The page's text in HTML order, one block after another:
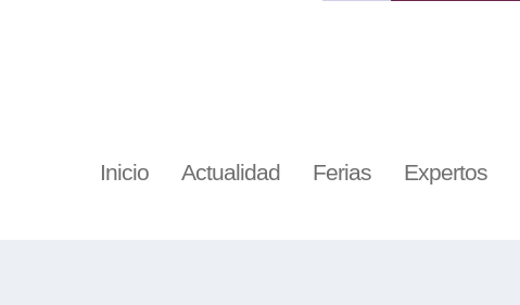
Inicio Actualidad Ferias Expertos